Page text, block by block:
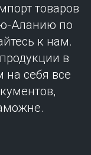
товаров
Аланию по
к нам.
в
на себя все